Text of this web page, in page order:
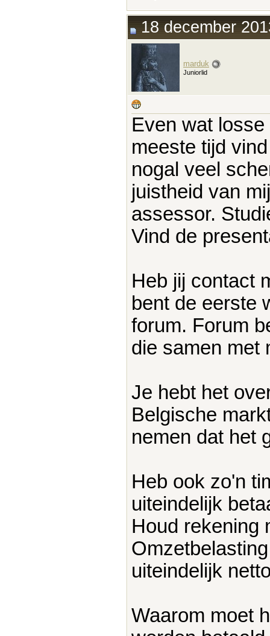
18 december
marduk
Juniorlid
Even wat
meeste tijd
nogal veel
juistheid van
assessor.
Vind de
Heb jij contact
bent de eerste
forum. Forum
die samen met
Je hebt het
Belgische
nemen dat het
Heb ook zo'n
uiteindelijk
Houd rekening
uiteindelijk
Waarom moet